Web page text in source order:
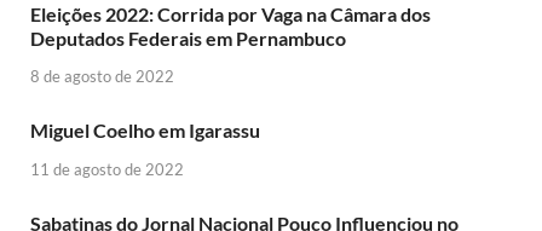
Eleições 2022: Corrida por Vaga na Câmara dos
Deputados Federais em Pernambuco
8 de agosto de 2022
Miguel Coelho em Igarassu
11 de agosto de 2022
Sabatinas do Jornal Nacional Pouco Influenciou no